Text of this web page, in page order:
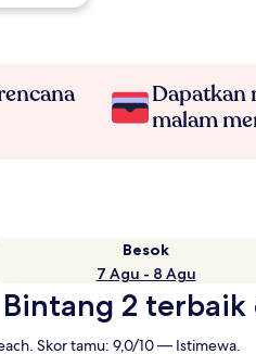
Dapatkan
malam
Besok
7 Agu - 8 Agu
2 terbaik
Skor tamu: 9,0/10 — Istimewa.